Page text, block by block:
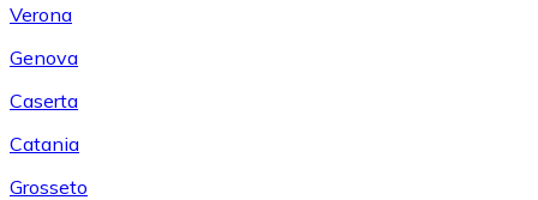
Verona
Genova
Caserta
Catania
Grosseto